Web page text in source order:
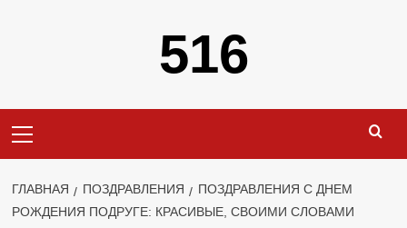
516
меню
ГЛАВНАЯ ПОЗДРАВЛЕНИЯ
ПОЗДРАВЛЕНИЯ С ДНЕМ
РОЖДЕНИЯ ПОДРУГЕ: КРАСИВЫЕ, СВОИМИ СЛОВАМИ